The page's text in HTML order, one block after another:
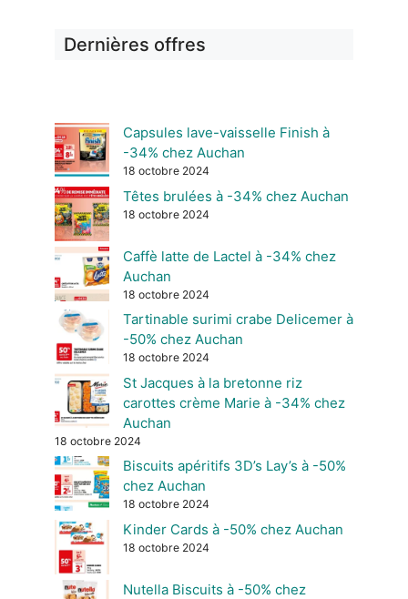
Dernières offres
Capsules lave-vaisselle Finish à
-34% chez Auchan
18 octobre 2024
Têtes brulées à -34% chez Auchan
18 octobre 2024
Caffè latte de Lactel à -34% chez
Auchan
18 octobre 2024
Tartinable surimi crabe Delicemer à
-50% chez Auchan
18 octobre 2024
St Jacques à la bretonne riz
carottes crème Marie à -34% chez
Auchan
18 octobre 2024
Biscuits apéritifs 3D’s Lay’s à -50%
chez Auchan
18 octobre 2024
Kinder Cards à -50% chez Auchan
18 octobre 2024
Nutella Biscuits à -50% chez